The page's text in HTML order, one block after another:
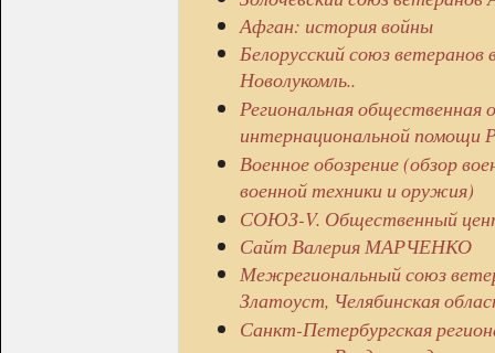
Афган: история войны
Белорусский союз
Новолукомль..
Региональная общественная
интернациональной помощи
Военное обозрение (обзор
военной техники и оружия)
СОЮЗ-V. Общественный
Сайт Валерия МАРЧЕНКО
Межрегиональный союз
Златоуст, Челябинская
Санкт-Петербургская